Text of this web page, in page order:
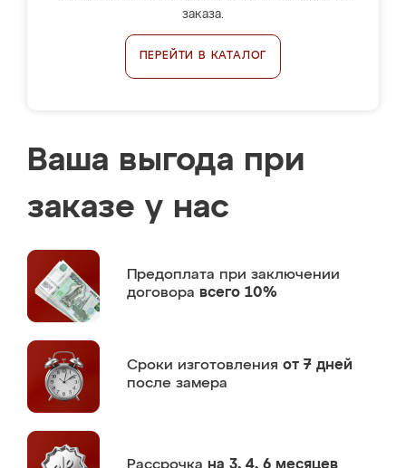
заказа.
ПЕРЕЙТИ В КАТАЛОГ
Ваша выгода при
заказе у нас
Предоплата при заключении
договора всего 10%
Сроки изготовления от 7 дней
после замера
Рассрочка на 3, 4, 6 месяцев